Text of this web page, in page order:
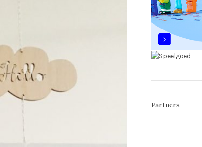
Partners